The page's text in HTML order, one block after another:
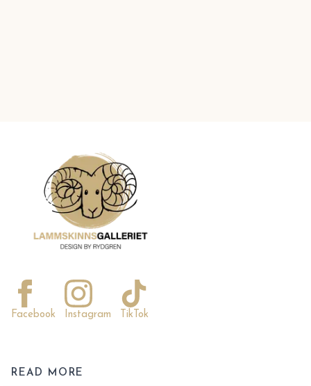
Facebook Instagram TikTok
READ MORE